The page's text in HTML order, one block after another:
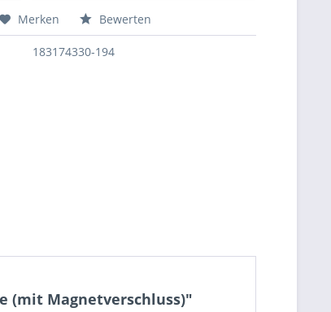
Merken Bewerten
183174330-194
(mit Magnetverschluss)"